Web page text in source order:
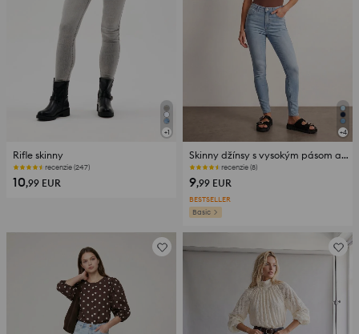
+1
Rifle skinny
recenzie (247)
10,99 EUR
+4
Skinny džínsy s vysokým pásom a prímesou viskózy
recenzie (8)
9,99 EUR
BESTSELLER
Basic